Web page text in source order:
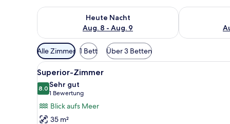
Heute Nacht
Aug. 8 - Aug. 9
Überprüfe die Verfügbarkeit für heute Nacht, Aug. 8
Überprüfe
Verfügbare
Filter
für
Zimmer
Alle Zimmer 1 Bett Über 3 Betten
Alle
Fotos
für
Superior-
Zimmer
Ein Schlafzimmer mit einem
5
Superior-Zimmer
8.08.0 von 10
Sehr gut
1 Bewertung
(1
Bewertung)
Blick aufs Meer
35 m²